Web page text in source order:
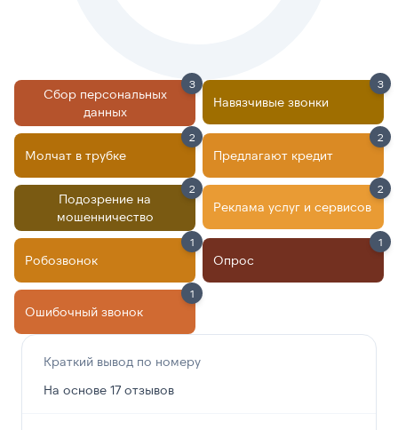
Сбор персональных
данных
3
Навязчивые звонки
3
Молчат в трубке
2
Предлагают кредит
2
Подозрение на
мошенничество
2
Реклама услуг и сервисов
2
Робозвонок
1
Опрос
1
Ошибочный звонок
1
Краткий вывод по номеру
На основе 17 отзывов